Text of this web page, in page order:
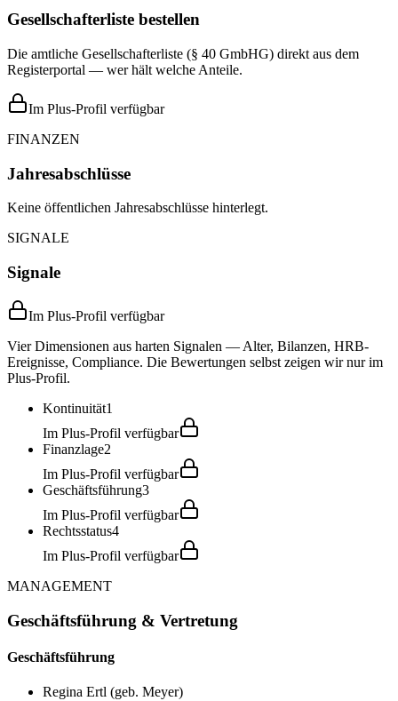
Gesellschafterliste bestellen
Die amtliche Gesellschafterliste (§ 40 GmbHG) direkt aus dem
Registerportal — wer hält welche Anteile.
Im Plus-Profil verfügbar
FINANZEN
Jahresabschlüsse
Keine öffentlichen Jahresabschlüsse hinterlegt.
SIGNALE
Signale
Im Plus-Profil verfügbar
Vier Dimensionen aus harten Signalen — Alter, Bilanzen, HRB-
Ereignisse, Compliance. Die Bewertungen selbst zeigen wir nur im
Plus-Profil.
Kontinuität1
Im Plus-Profil verfügbar
Finanzlage2
Im Plus-Profil verfügbar
Geschäftsführung3
Im Plus-Profil verfügbar
Rechtsstatus4
Im Plus-Profil verfügbar
MANAGEMENT
Geschäftsführung & Vertretung
Geschäftsführung
Regina Ertl (geb. Meyer)